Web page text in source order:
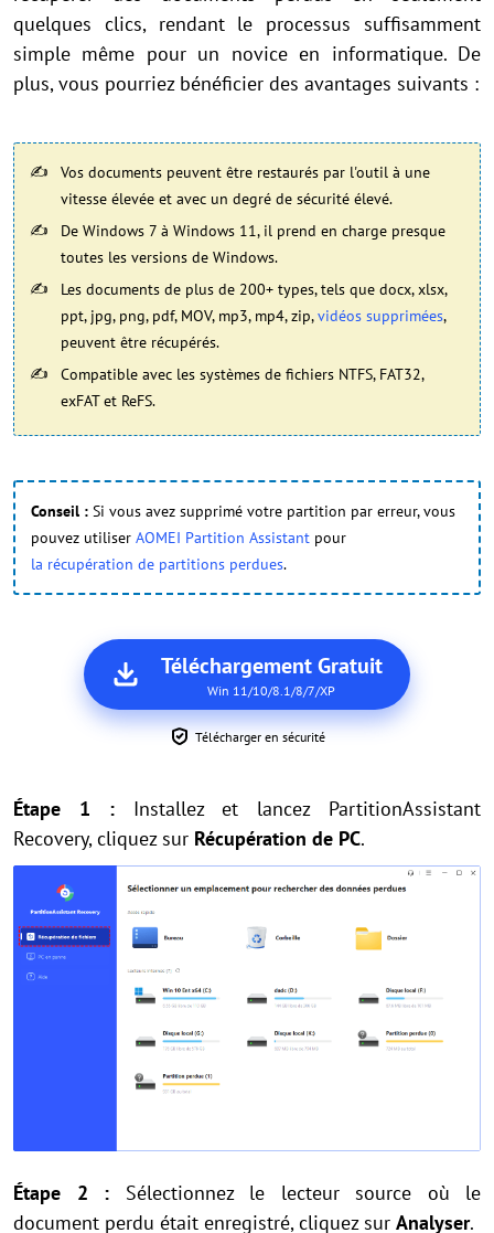
quelques clics, rendant le processus suffisamment
simple même pour un novice en informatique. De
plus, vous pourriez bénéficier des avantages suivants :
Vos documents peuvent être restaurés par l'outil à une
vitesse élevée et avec un degré de sécurité élevé.
De Windows 7 à Windows 11, il prend en charge presque
toutes les versions de Windows.
Les documents de plus de 200+ types, tels que docx, xlsx,
ppt, jpg, png, pdf, MOV, mp3, mp4, zip,vidéos supprimées,
peuvent être récupérés.
Compatible avec les systèmes de fichiers NTFS, FAT32,
exFAT et ReFS.
Conseil : Si vous avez supprimé votre partition par erreur, vous
pouvez utiliser AOMEI Partition Assistant pour
la récupération de partitions perdues.
Téléchargement Gratuit
Win 11/10/8.1/8/7/XP
Télécharger en sécurité
Étape 1 :Installez et lancez PartitionAssistant
Recovery, cliquez sur Récupération de PC.
Étape 2 : Sélectionnez le lecteur source où le
document perdu était enregistré, cliquez sur Analyser.